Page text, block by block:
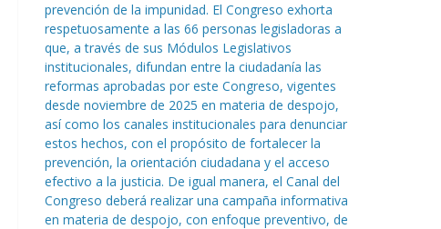
prevención de la impunidad. El Congreso exhorta
respetuosamente a las 66 personas legisladoras a
que, a través de sus Módulos Legislativos
institucionales, difundan entre la ciudadanía las
reformas aprobadas por este Congreso, vigentes
desde noviembre de 2025 en materia de despojo,
así como los canales institucionales para denunciar
estos hechos, con el propósito de fortalecer la
prevención, la orientación ciudadana y el acceso
efectivo a la justicia. De igual manera, el Canal del
Congreso deberá realizar una campaña informativa
en materia de despojo, con enfoque preventivo, de